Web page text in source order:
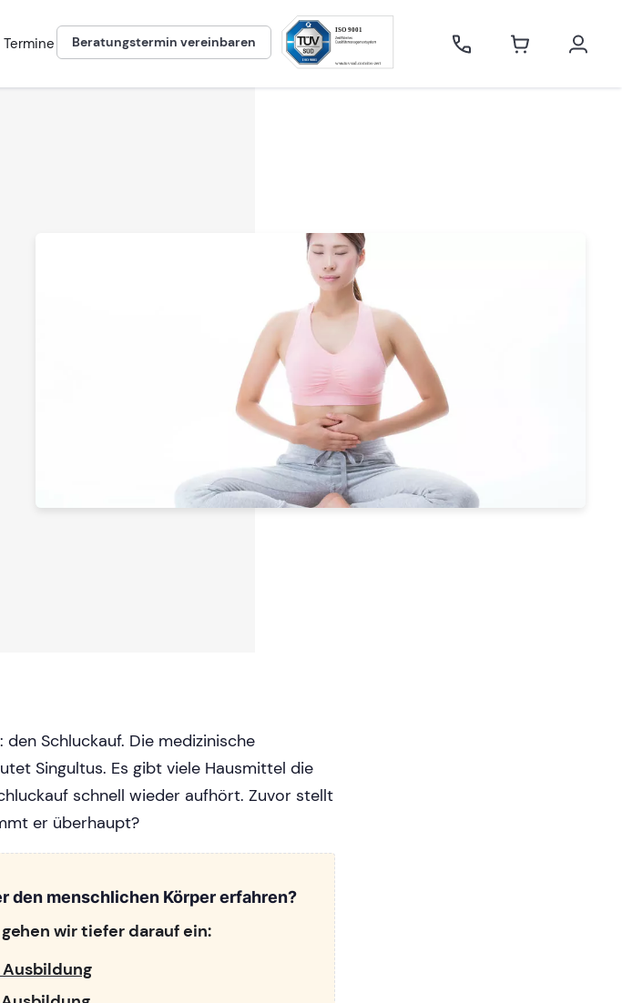
Termine Beratungstermin vereinbaren
Schluckauf. Die medizinische
Singultus. Es gibt viele Hausmittel die
schnell wieder aufhört. Zuvor stellt
er überhaupt?
den menschlichen Körper erfahren?
wir tiefer darauf ein: